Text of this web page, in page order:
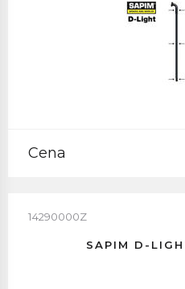
Cena
14290000Z
SAPIM D-